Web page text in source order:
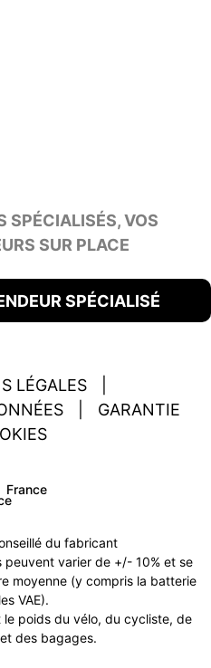
SPÉCIALISÉS, VOS
SUR PLACE
SPÉCIALISÉ
LÉGALES
GARANTIE
France
du fabricant
varier de +/- 10% et se
moyenne (y compris la batterie
VAE).
poids du vélo, du cycliste, de
des bagages.